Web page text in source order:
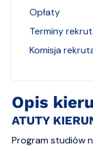
Opis
ATUTY
Program studiów
Opłaty
Terminy
Komisja